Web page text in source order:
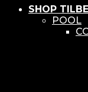
SHOP
POOL